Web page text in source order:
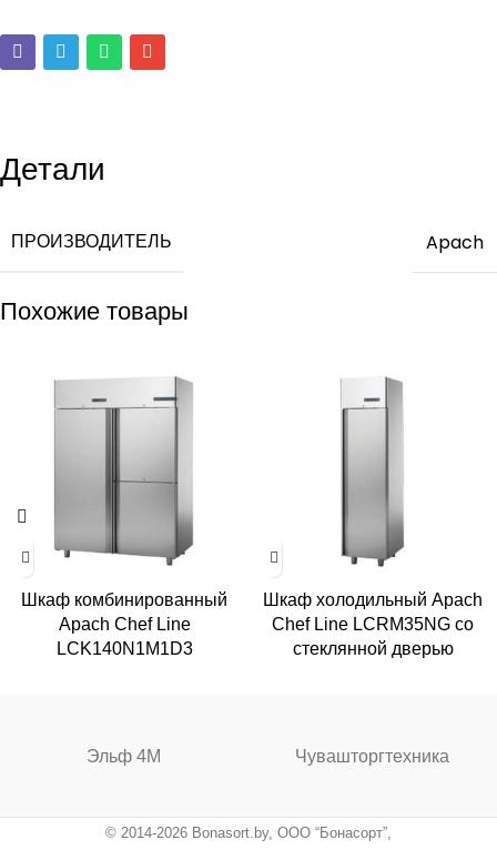
Детали
ПРОИЗВОДИТЕЛЬ Apach
Похожие товары
Шкаф комбинированный
Apach Chef Line
LCK140N1M1D3
Шкаф холодильный Apach
Chef Line LCRM35NG со
стеклянной дверью
Эльф 4М Чувашторгтехника
© 2014-2026 Bonasort.by, ООО “Бонасорт”,